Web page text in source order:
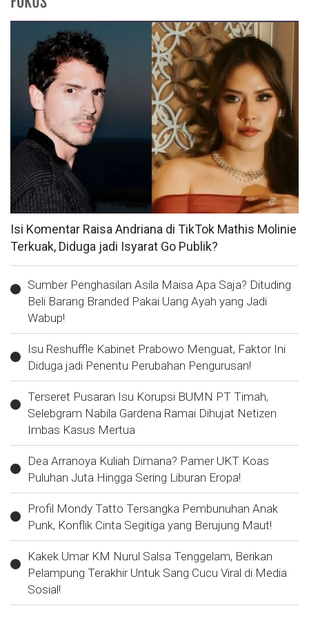
Isi Komentar Raisa Andriana di TikTok Mathis Molinie
Terkuak, Diduga jadi Isyarat Go Publik?
Sumber Penghasilan Asila Maisa Apa Saja? Dituding
Beli Barang Branded Pakai Uang Ayah yang Jadi
Wabup!
Isu Reshuffle Kabinet Prabowo Menguat, Faktor Ini
Diduga jadi Penentu Perubahan Pengurusan!
Terseret Pusaran Isu Korupsi BUMN PT Timah,
Selebgram Nabila Gardena Ramai Dihujat Netizen
Imbas Kasus Mertua
Dea Arranoya Kuliah Dimana? Pamer UKT Koas
Puluhan Juta Hingga Sering Liburan Eropa!
Profil Mondy Tatto Tersangka Pembunuhan Anak
Punk, Konflik Cinta Segitiga yang Berujung Maut!
Kakek Umar KM Nurul Salsa Tenggelam, Berikan
Pelampung Terakhir Untuk Sang Cucu Viral di Media
Sosial!